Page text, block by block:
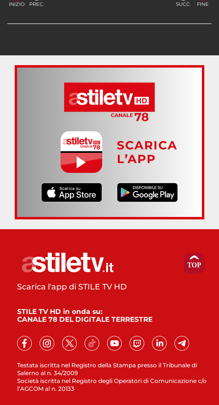
INIZIO PREC. SUCC. FINE
SCARICA
L’APP
Testata iscritta nel Registro della Stampa presso il Tribunale di
Salerno al n. 34/2009
Società iscritta nel Registro degli Operatori di Comunicazione c/o
l’AGCOM al n. 20133
Scarica l'app di STILE TV HD
STILE TV HD in onda su:
CANALE 78 DEL DIGITALE TERRESTRE